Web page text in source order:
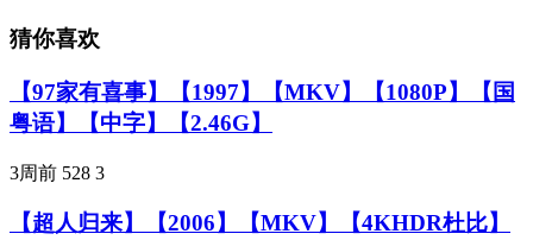
猜你喜欢
【97家有喜事】【1997】【MKV】【1080P】【国
粤语】【中字】【2.46G】
3周前 528 3
【超人归来】【2006】【MKV】【4KHDR杜比】